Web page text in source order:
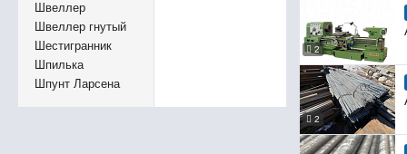
Швеллер
Швеллер гнутый
Шестигранник
Шпилька
Шпунт Ларсена
2
2